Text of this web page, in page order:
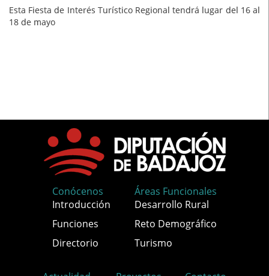
Esta Fiesta de Interés Turístico Regional tendrá lugar del 16 al
18 de mayo
Conócenos
Introducción
Funciones
Directorio
Áreas Funcionales
Desarrollo Rural
Reto Demográfico
Turismo